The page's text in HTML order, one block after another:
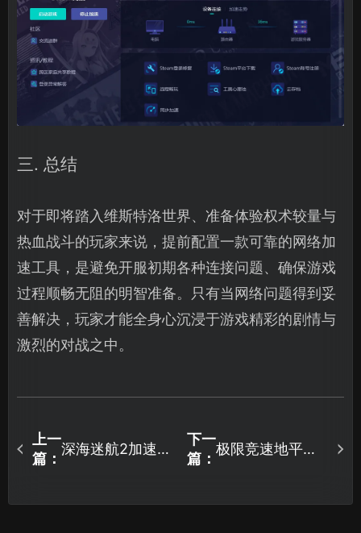
三. 总结
对于即将踏入维斯特洛世界、准备体验权术较量与
热血战斗的玩家来说，提前配置一款可靠的网络加
速工具，是避免开服初期各种连接问题、确保游戏
过程顺畅无阻的明智准备。只有当网络问题得到妥
善解决，玩家才能全身心沉浸于游戏精彩的剧情与
激烈的对战之中。
上一
篇：
深海迷航2加速器
界！
下一
篇：
极限竞速地平线6
解决方案！